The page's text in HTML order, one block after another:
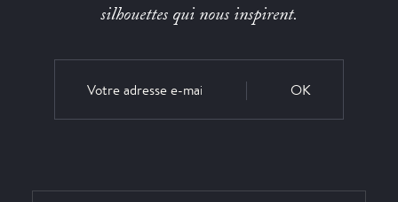
silhouettes qui nous inspirent.
OK